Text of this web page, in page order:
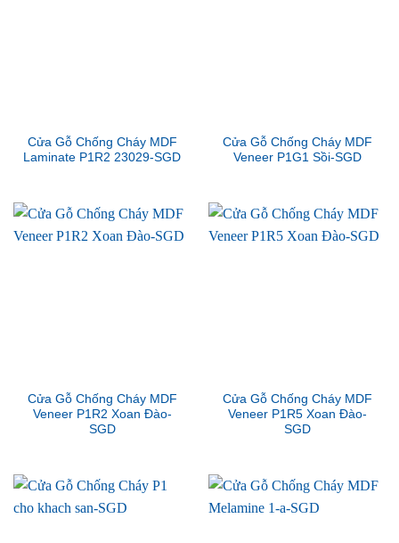
Cửa Gỗ Chống Cháy MDF
Laminate P1R2 23029-SGD
Cửa Gỗ Chống Cháy MDF
Veneer P1G1 Sồi-SGD
Cửa Gỗ Chống Cháy MDF
Veneer P1R2 Xoan Đào-
SGD
Cửa Gỗ Chống Cháy MDF
Veneer P1R5 Xoan Đào-
SGD